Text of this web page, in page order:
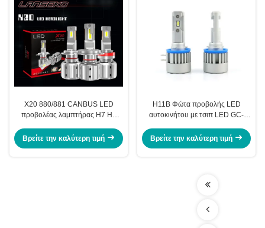
X20 880/881 CANBUS LED
προβολέας λαμπτήρας H7 H4
αυτοκίνητο LED προβολέας
Βρείτε την καλύτερη τιμή
H11B Φώτα προβολής LED
αυτοκινήτου με τσιπ LED GC-
Bright 6000LM Plug and Play No
Βρείτε την καλύτερη τιμή